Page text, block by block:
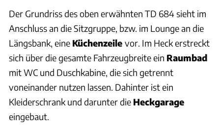
Der Grundriss des oben erwähnten TD 684 sieht im
Anschluss an die Sitzgruppe, bzw. im Lounge an die
Längsbank, eine Küchenzeile vor. Im Heck erstreckt
sich über die gesamte Fahrzeugbreite ein Raumbad
mit WC und Duschkabine, die sich getrennt
voneinander nutzen lassen. Dahinter ist ein
Kleiderschrank und darunter die Heckgarage
eingebaut.